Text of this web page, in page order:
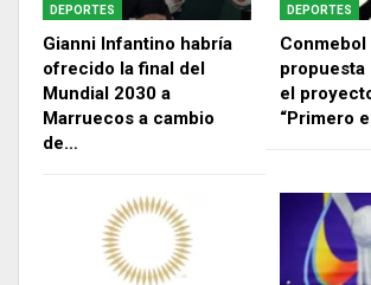
DEPORTES
Gianni Infantino habría
ofrecido la final del
Mundial 2030 a
Marruecos a cambio
de…
DEPORTES
propuesta
el
“Primero